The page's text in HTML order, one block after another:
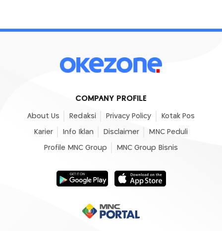
COMPANY PROFILE
About Us Redaksi Privacy Policy Kotak Pos
Karier Info Iklan Disclaimer MNC Peduli
Profile MNC Group MNC Group Bisnis